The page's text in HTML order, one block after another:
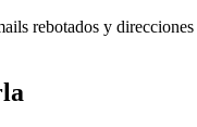
rebotados y